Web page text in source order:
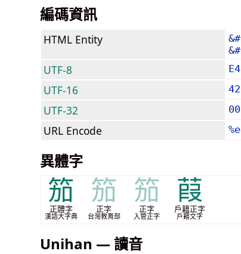
編碼資訊
HTML Entity
UTF-8
UTF-16
UTF-32
URL Encode
異體字
笳
正體字
漢語大字典
笳
正字
台灣教育部
笳
正字
入管正字
葭
戶籍正字
戶籍文字
Unihan — 讀音